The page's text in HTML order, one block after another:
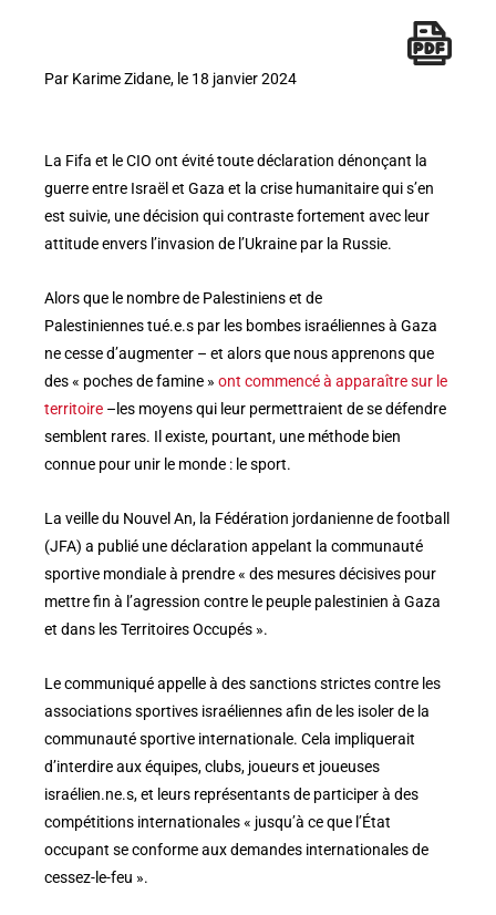
Par Karime Zidane, le 18 janvier 2024
La Fifa et le CIO ont évité toute déclaration dénonçant la
guerre entre Israël et Gaza et la crise humanitaire qui s’en
est suivie, une décision qui contraste fortement avec leur
attitude envers l’invasion de l’Ukraine par la Russie.
Alors que le nombre de Palestiniens et de
Palestiniennes tué.e.s par les bombes israéliennes à Gaza
ne cesse d’augmenter – et alors que nous apprenons que
des « poches de famine » ont commencé à apparaître sur le
territoire –les moyens qui leur permettraient de se défendre
semblent rares. Il existe, pourtant, une méthode bien
connue pour unir le monde : le sport.
La veille du Nouvel An, la Fédération jordanienne de football
(JFA) a publié une déclaration appelant la communauté
sportive mondiale à prendre « des mesures décisives pour
mettre fin à l’agression contre le peuple palestinien à Gaza
et dans les Territoires Occupés ».
Le communiqué appelle à des sanctions strictes contre les
associations sportives israéliennes afin de les isoler de la
communauté sportive internationale. Cela impliquerait
d’interdire aux équipes, clubs, joueurs et joueuses
israélien.ne.s, et leurs représentants de participer à des
compétitions internationales « jusqu’à ce que l’État
occupant se conforme aux demandes internationales de
cessez-le-feu ».